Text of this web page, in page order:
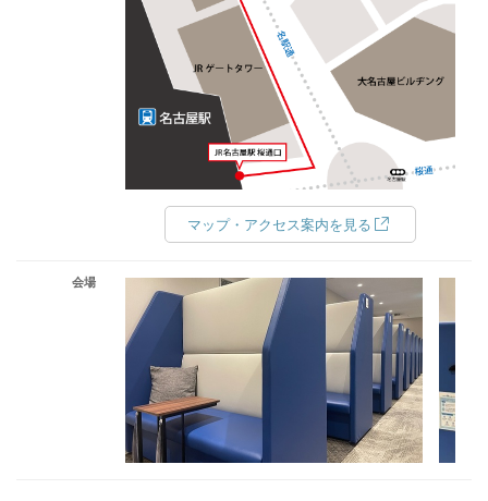
マップ・アクセス案内を見る
会場